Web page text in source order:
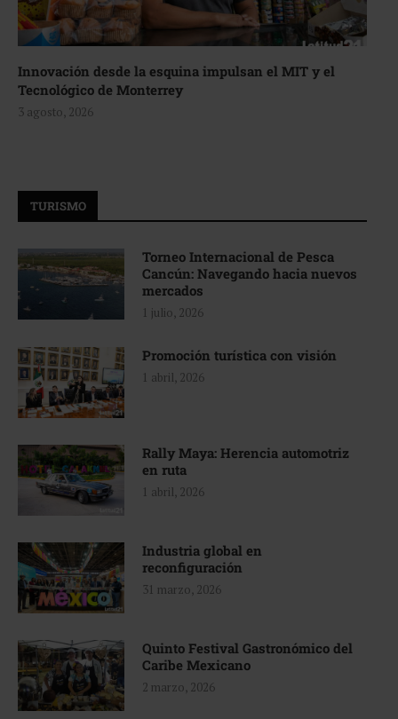
Innovación desde la esquina impulsan el MIT y el
Tecnológico de Monterrey
3 agosto, 2026
TURISMO
Torneo Internacional de Pesca
Cancún: Navegando hacia nuevos
mercados
1 julio, 2026
Promoción turística con visión
1 abril, 2026
Rally Maya: Herencia automotriz
en ruta
1 abril, 2026
Industria global en
reconfiguración
31 marzo, 2026
Quinto Festival Gastronómico del
Caribe Mexicano
2 marzo, 2026